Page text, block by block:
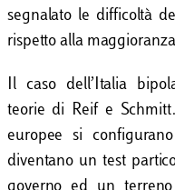
segnalato le difficoltà
rispetto alla
Il caso dell’Italia
teorie di Reif e
europee si
diventano un test